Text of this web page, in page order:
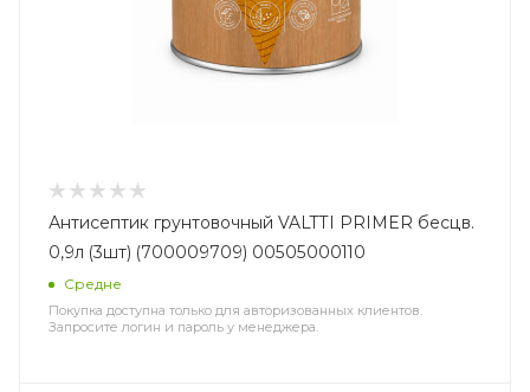
Антисептик грунтовочный VALTTI PRIMER бесцв.
0,9л (3шт) (700009709) 00505000110
Средне
Покупка доступна только для авторизованных клиентов.
Запросите логин и пароль у менеджера.